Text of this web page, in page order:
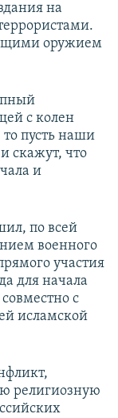
на
оружием
с колен
пусть наши
скажут, что
и
по всей
военного
участия
для начала
с
исламской
религиозную